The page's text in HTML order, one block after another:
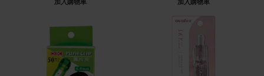
加入購物車 加入購物車